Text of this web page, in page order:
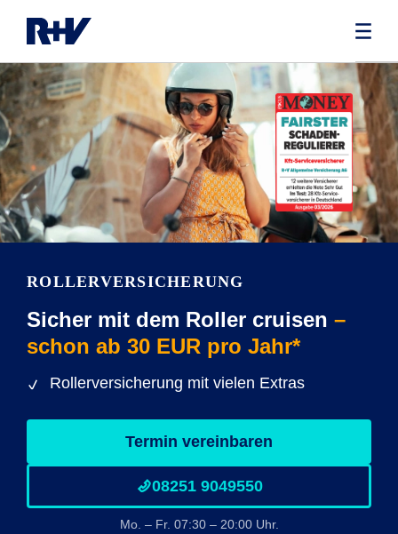
ROLLERVERSICHERUNG
Sicher mit dem Roller cruisen –
schon ab 30 EUR pro Jahr*
Rollerversicherung mit vielen Extras
Termin vereinbaren
08251 9049550
Mo. – Fr. 07:30 – 20:00 Uhr.